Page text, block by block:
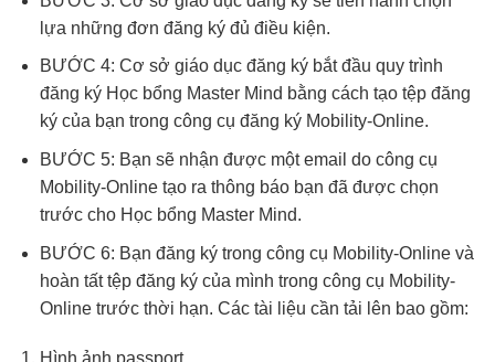
lựa những đơn đăng ký đủ điều kiện.
BƯỚC 4: Cơ sở giáo dục đăng ký bắt đầu quy trình
đăng ký Học bổng Master Mind bằng cách tạo tệp đăng
ký của bạn trong công cụ đăng ký Mobility-Online.
BƯỚC 5: Bạn sẽ nhận được một email do công cụ
Mobility-Online tạo ra thông báo bạn đã được chọn
trước cho Học bổng Master Mind.
BƯỚC 6: Bạn đăng ký trong công cụ Mobility-Online và
hoàn tất tệp đăng ký của mình trong công cụ Mobility-
Online trước thời hạn. Các tài liệu cần tải lên bao gồm: